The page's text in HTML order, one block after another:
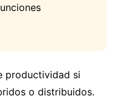
productividad si
o distribuidos.